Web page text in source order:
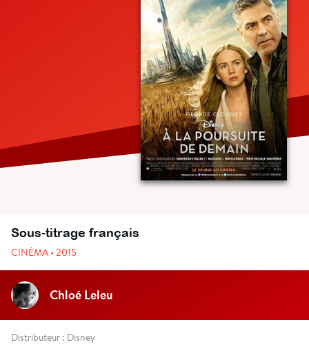
Sous-titrage français
CINÉMA • 2015
Chloé Leleu
Distributeur : Disney